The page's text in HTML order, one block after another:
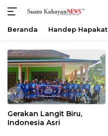
konten
Beranda Handep Hapakat
«
Gerakan Langit Biru,
Indonesia Asri